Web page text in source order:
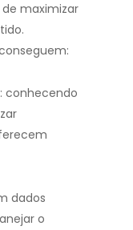
maximizar
conhecendo
dados
o